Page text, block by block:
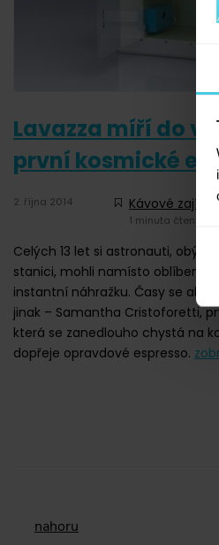
Lavazza míří do
první kosmické
2. října 2014 Kávové
1 minuta čtení
Celých 13 let si astronauti,
stanici, mohli namísto oblíbené
instantní náhražku. Časy se ale
jinak – Samantha Cristoforetti,
která se zanedlouho chystá na
dopřeje opravdové espresso.
nahoru